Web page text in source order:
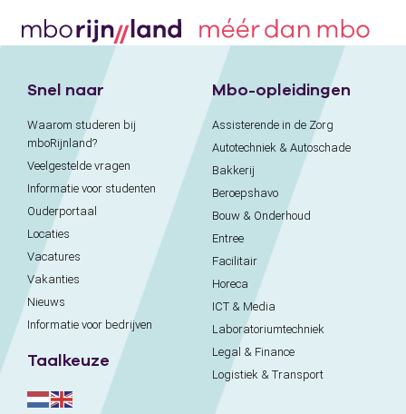
Snel naar
Waarom studeren bij
mboRijnland?
Veelgestelde vragen
Informatie voor studenten
Ouderportaal
Locaties
Vacatures
Vakanties
Nieuws
Informatie voor bedrijven
Taalkeuze
Mbo-opleidingen
Assisterende in de Zorg
Autotechniek & Autoschade
Bakkerij
Beroepshavo
Bouw & Onderhoud
Entree
Facilitair
Horeca
ICT & Media
Laboratoriumtechniek
Legal & Finance
Logistiek & Transport